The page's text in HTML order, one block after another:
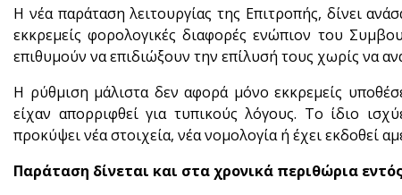
Η νέα παράταση λειτουργίας της Επιτροπής, δίνει
εκκρεμείς φορολογικές διαφορές ενώπιον του
επιθυμούν να επιδιώξουν την επίλυσή τους χωρίς να
Η ρύθμιση μάλιστα δεν αφορά μόνο εκκρεμείς
είχαν απορριφθεί για τυπικούς λόγους. Το ίδιο
προκύψει νέα στοιχεία, νέα νομολογία ή έχει εκδοθεί
Παράταση δίνεται και στα χρονικά περιθώρια